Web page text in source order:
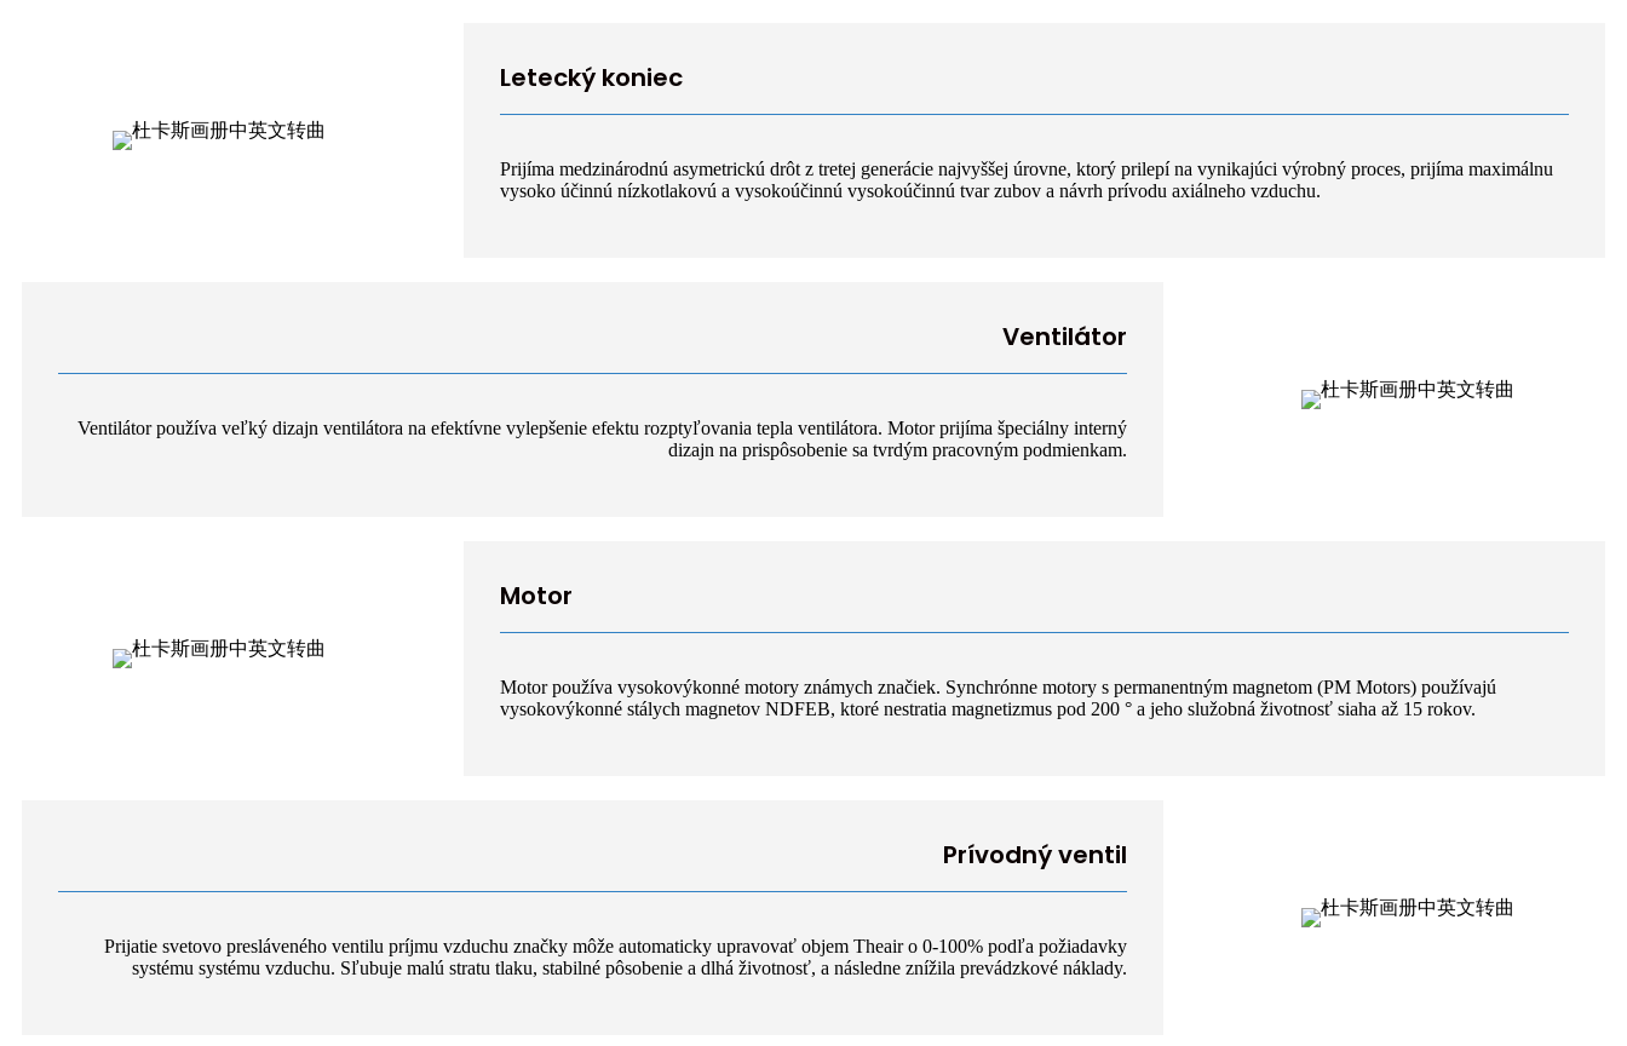
Letecký koniec
Prijíma medzinárodnú asymetrickú drôt z tretej generácie najvyššej úrovne, ktorý prilepí na vynikajúci výrobný proces, prijíma maximálnu
vysoko účinnú nízkotlakovú a vysokoúčinnú vysokoúčinnú tvar zubov a návrh prívodu axiálneho vzduchu.
Ventilátor
Ventilátor používa veľký dizajn ventilátora na efektívne vylepšenie efektu rozptyľovania tepla ventilátora. Motor prijíma špeciálny interný
dizajn na prispôsobenie sa tvrdým pracovným podmienkam.
Motor
Motor používa vysokovýkonné motory známych značiek. Synchrónne motory s permanentným magnetom (PM Motors) používajú
vysokovýkonné stálych magnetov NDFEB, ktoré nestratia magnetizmus pod 200 ° a jeho služobná životnosť siaha až 15 rokov.
Prívodný ventil
Prijatie svetovo presláveného ventilu príjmu vzduchu značky môže automaticky upravovať objem Theair o 0-100% podľa požiadavky
systému systému vzduchu. Sľubuje malú stratu tlaku, stabilné pôsobenie a dlhá životnosť, a následne znížila prevádzkové náklady.